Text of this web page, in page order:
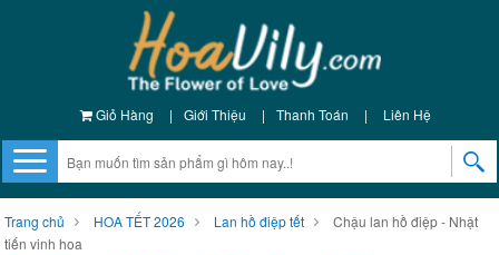
Giỏ Hàng | Giới Thiệu | Thanh Toán | Liên Hệ
Trang chủ HOA TẾT 2026 Lan hồ điệp tết
Chậu lan hồ điệp - Nhật
tiến vinh hoa